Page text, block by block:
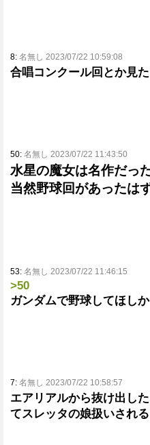
8: 名無し 2023/07/22 10:59:08
合唱コンクール回とか見
50: 名無し 2023/07/22 11:43:50
水星の魔女は名作だっ
当然野球回があったは
53: 名無し 2023/07/22 11:46:15
>50
ガンダムで野球してほし
7: 名無し 2023/07/22 10:58:57
エアリアルから抜け出し
てスレッタの娘扱いされ